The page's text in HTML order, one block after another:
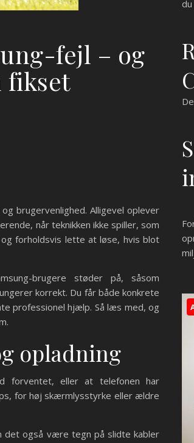
fejl – og
fikset
brugervenlighed. Alligevel oplever
når teknikken ikke spiller, som
forholdsvis lette at løse, hvis blot
brugere støder på, såsom
korrekt. Du får både konkrete
professionel hjælp. Så læs med, og
opladning
forventet, eller at telefonen har
for høj skærmlysstyrke eller ældre
det også være tegn på slidte kabler